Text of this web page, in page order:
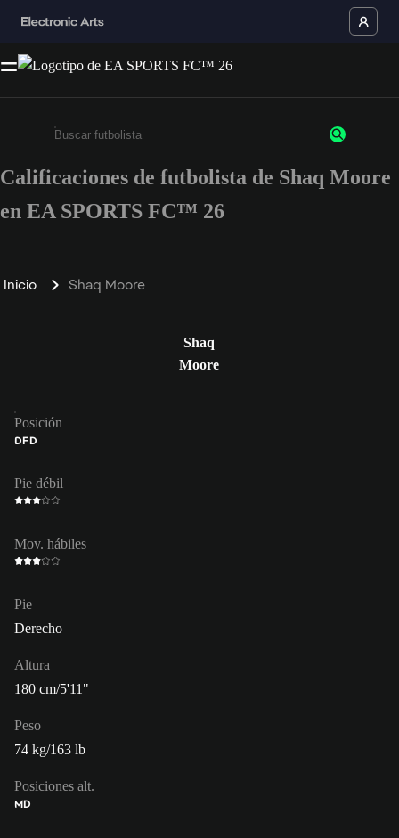
Ingresa un mínimo de 3 caracteres o números
Calificaciones de futbolista de Shaq Moore
en EA SPORTS FC™ 26
Inicio Shaq Moore
Shaq
Moore
Posición
DFD
Pie débil
Mov. hábiles
Pie
Derecho
Altura
180 cm/5'11"
Peso
74 kg/163 lb
Posiciones alt.
MD